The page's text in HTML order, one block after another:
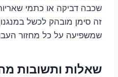
שכבה דביקה או כתמי
זה סימן מובהק לכשל
שמשפיעה על כל מחזור
שאלות ותשובות